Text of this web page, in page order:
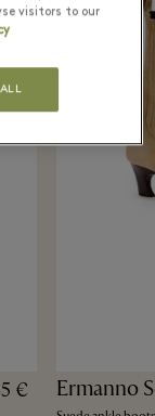
€ Ermanno
visitors to our